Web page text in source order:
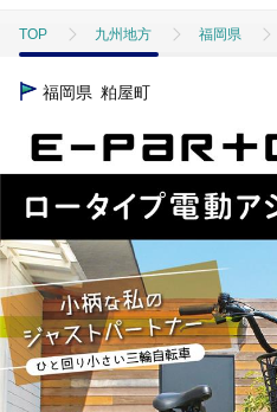
TOP 九州地方 福岡県
TOP
福岡県 粕屋町